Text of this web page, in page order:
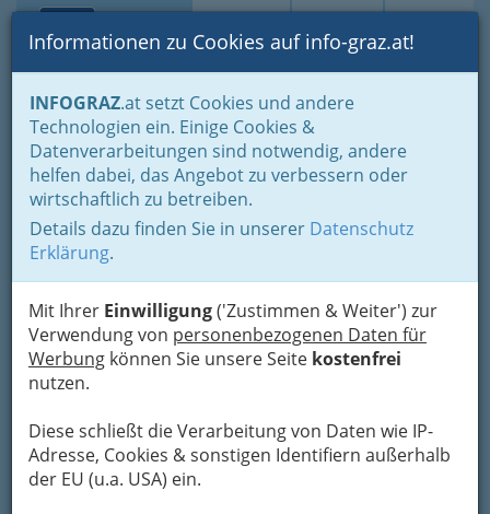
Suche Login Toggle
Informationen zu Cookies auf info-graz.at!
INFOGRAZ.at setzt Cookies und andere
Technologien ein. Einige Cookies &
Datenverarbeitungen sind notwendig, andere
helfen dabei, das Angebot zu verbessern oder
wirtschaftlich zu betreiben.
Details dazu finden Sie in unserer Datenschutz
Erklärung.
Mit Ihrer Einwilligung('Zustimmen & Weiter') zur
Verwendung von personenbezogenen Daten für
Werbung können Sie unsere Seite kostenfrei
nutzen.
Diese schließt die Verarbeitung von Daten wie IP-
Adresse, Cookies & sonstigen Identifiern außerhalb
der EU (u.a. USA) ein.
Home Branchen
Gewerbe, Handwerk, Banken
Information und Consulting
Werbung & Marktkommunikation
Ankündigungsunternehmen - Außenwerbung
MEGA VIEW Außenwerbung
GmbH
Hartenaugasse 6, 8010 Graz
+43 316 818 819 - 4
Karte
Adresse mit Google Maps anschauen